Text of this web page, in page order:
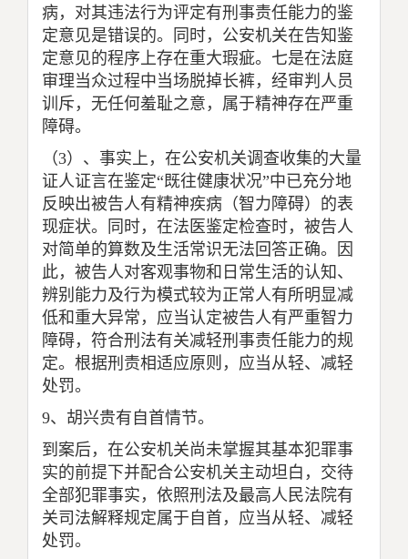
病，对其违法行为评定有刑事责任能力的鉴
定意见是错误的。同时，公安机关在告知鉴
定意见的程序上存在重大瑕疵。七是在法庭
审理当众过程中当场脱掉长裤，经审判人员
训斥，无任何羞耻之意，属于精神存在严重
障碍。
（3）、事实上，在公安机关调查收集的大量
证人证言在鉴定“既往健康状况”中已充分地
反映出被告人有精神疾病（智力障碍）的表
现症状。同时，在法医鉴定检查时，被告人
对简单的算数及生活常识无法回答正确。因
此，被告人对客观事物和日常生活的认知、
辨别能力及行为模式较为正常人有所明显减
低和重大异常，应当认定被告人有严重智力
障碍，符合刑法有关减轻刑事责任能力的规
定。根据刑责相适应原则，应当从轻、减轻
处罚。
9、胡兴贵有自首情节。
到案后，在公安机关尚未掌握其基本犯罪事
实的前提下并配合公安机关主动坦白，交待
全部犯罪事实，依照刑法及最高人民法院有
关司法解释规定属于自首，应当从轻、减轻
处罚。